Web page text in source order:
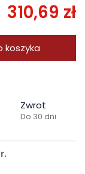
310,69 zł
koszyka
Zwrot
Do 30 dni